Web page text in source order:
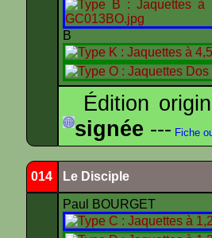
B
Édition
signée --- Fiche
014 Le Disciple
Paul BOURGET